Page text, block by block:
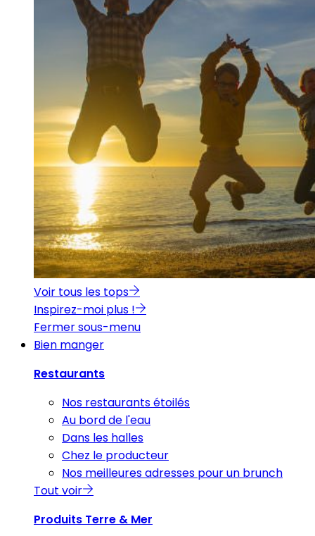
Voir tous les tops
Inspirez-moi plus !
Fermer sous-menu
Bien manger
Restaurants
Nos restaurants étoilés
Au bord de l'eau
Dans les halles
Chez le producteur
Nos meilleures adresses pour un brunch
Tout voir
Produits Terre & Mer